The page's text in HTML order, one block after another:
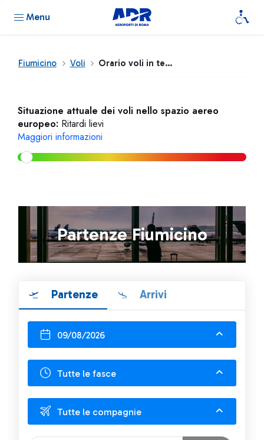
Menu
Fiumicino Voli Orario voli in tempo reale
Situazione attuale dei voli nello spazio aereo
europeo: Ritardi lievi
Maggiori informazioni
Partenze Fiumicino
Partenze Arrivi
09/08/2026
Tutte le fasce
Tutte le compagnie